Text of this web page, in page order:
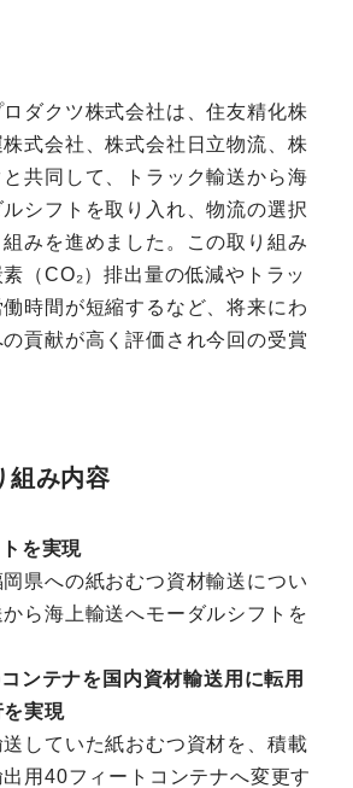
ダクツ株式会社は、住友精化株
式会社、株式会社日立物流、株
共同して、トラック輸送から海
ルシフトを取り入れ、物流の選択
みを進めました。この取り組み
（CO₂）排出量の低減やトラッ
時間が短縮するなど、将来にわ
貢献が高く評価され今回の受賞
組み内容
を実現
への紙おむつ資材輸送につい
ら海上輸送へモーダルシフトを
テナを国内資材輸送用に転用
実現
ていた紙おむつ資材を、積載
用40フィートコンテナへ変更す